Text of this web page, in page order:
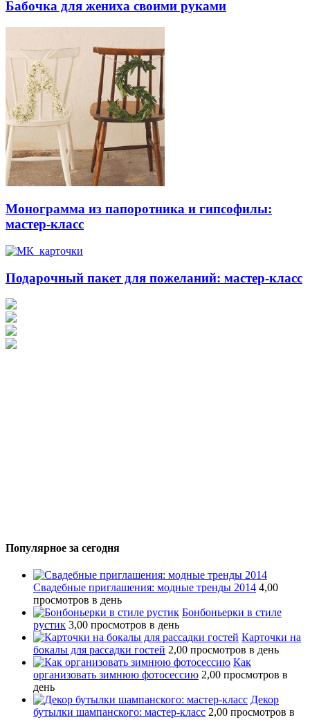
Бабочка для жениха своими руками
Монограмма из папоротника и гипсофилы:
мастер-класс
Подарочный пакет для пожеланий: мастер-класс
Популярное за сегодня
Свадебные приглашения: модные тренды 2014 4,00
просмотров в день
Бонбоньерки в стиле
рустик 3,00 просмотров в день
Карточки на
бокалы для рассадки гостей 2,00 просмотров в день
Как
организовать зимнюю фотосессию 2,00 просмотров в
день
Декор
бутылки шампанского: мастер-класс 2,00 просмотров в